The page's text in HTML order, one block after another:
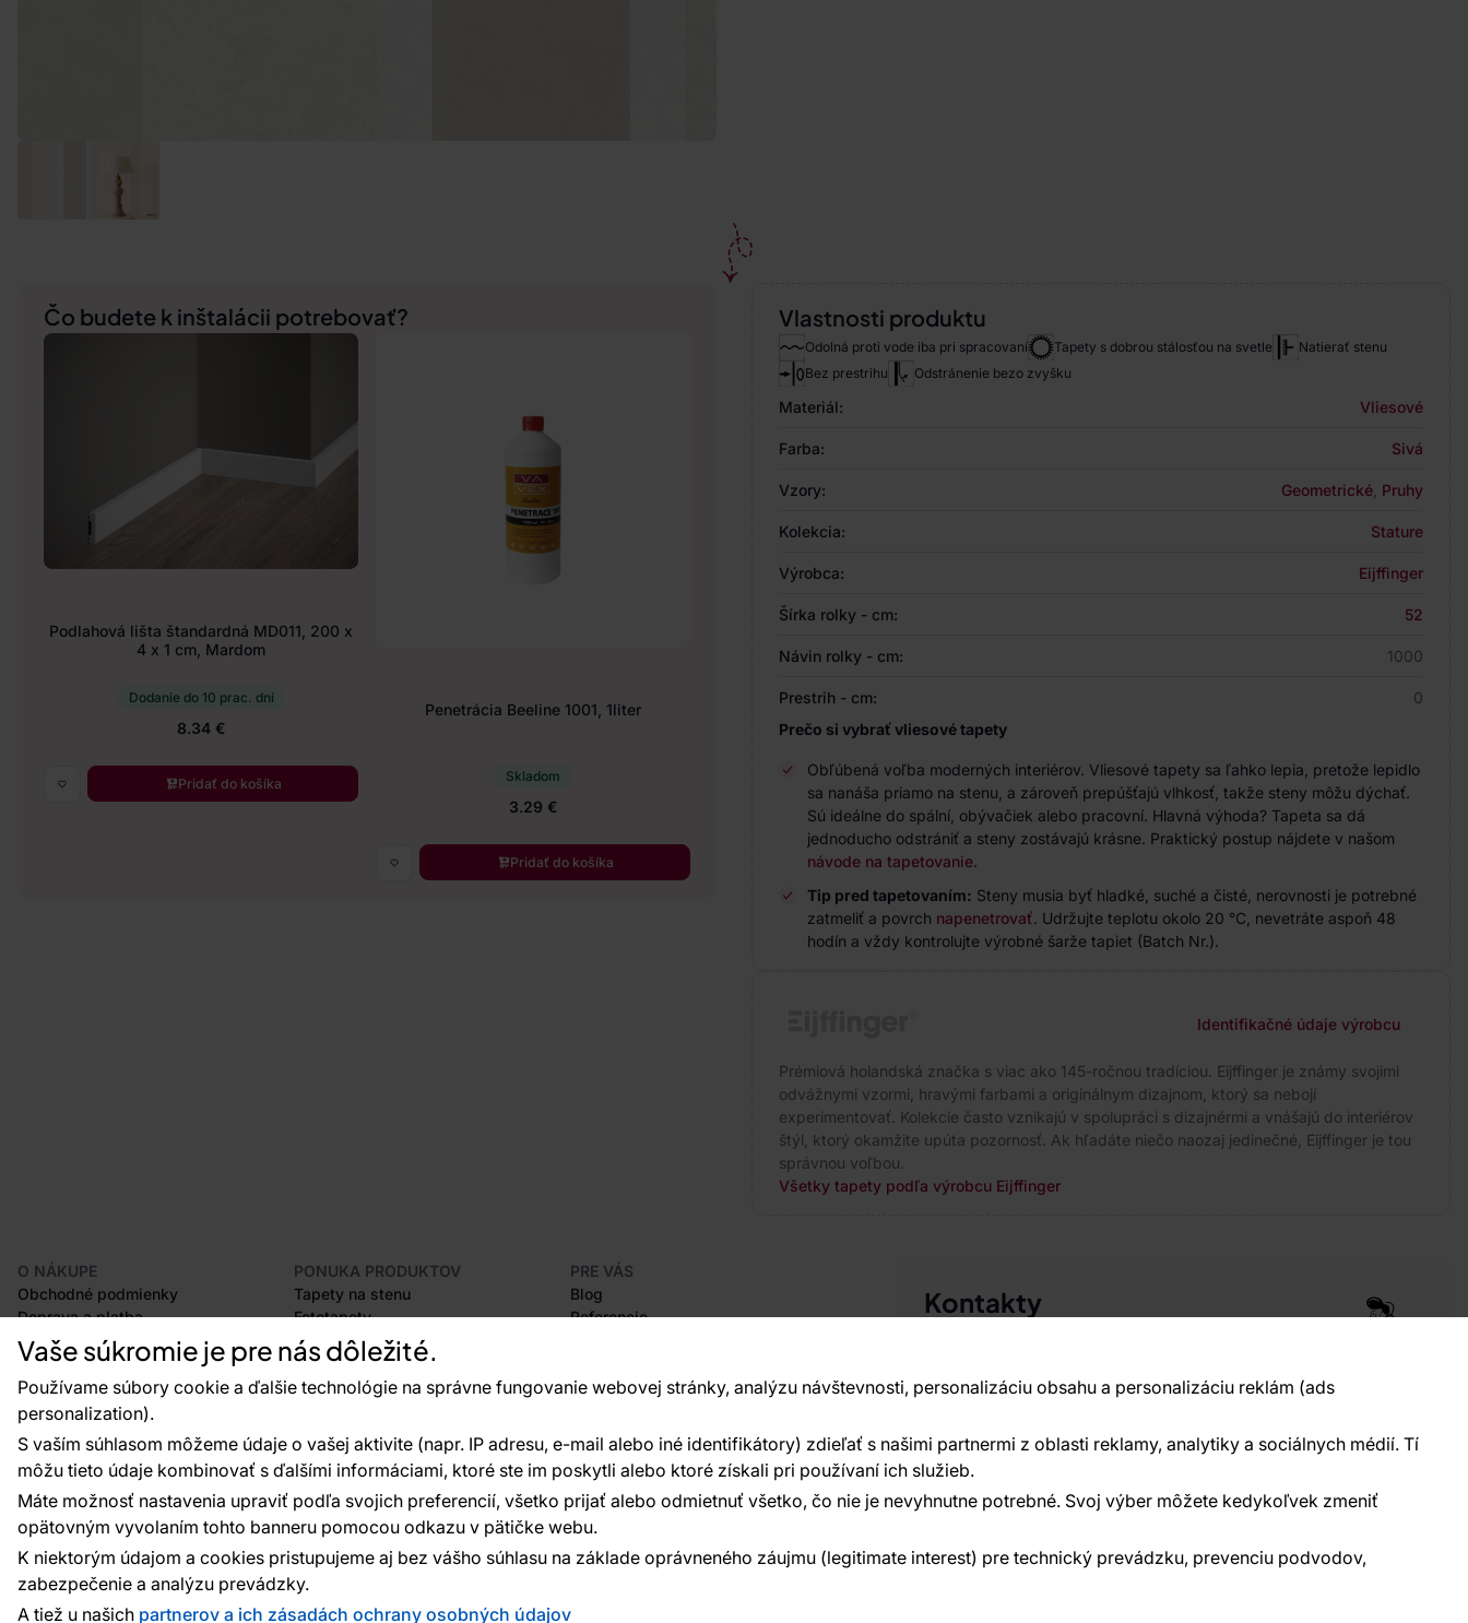
Vaše súkromie je pre nás dôležité.
Používame súbory cookie a ďalšie technológie na správne fungovanie webovej stránky, analýzu návštevnosti, personalizáciu obsahu a personalizáciu reklám (ads
personalization).
S vaším súhlasom môžeme údaje o vašej aktivite (napr. IP adresu, e-mail alebo iné identifikátory) zdieľať s našimi partnermi z oblasti reklamy, analytiky a sociálnych médií. Tí
môžu tieto údaje kombinovať s ďalšími informáciami, ktoré ste im poskytli alebo ktoré získali pri používaní ich služieb.
Máte možnosť nastavenia upraviť podľa svojich preferencií, všetko prijať alebo odmietnuť všetko, čo nie je nevyhnutne potrebné. Svoj výber môžete kedykoľvek zmeniť
opätovným vyvolaním tohto banneru pomocou odkazu v pätičke webu.
K niektorým údajom a cookies pristupujeme aj bez vášho súhlasu na základe oprávneného záujmu (legitimate interest) pre technický prevádzku, prevenciu podvodov,
zabezpečenie a analýzu prevádzky.
A tiež u našich partnerov a ich zásadách ochrany osobných údajov
Vlastnosti produktu
Odolná proti vode iba pri spracovaní Tapety s dobrou stálosťou na svetle
Natierať stenu
Bez prestrihu
Odstránenie bezo zvyšku
Materiál: Vliesové
Farba: Sivá
Vzory: Geometrické Pruhy
Kolekcia: Stature
Výrobca: Eijffinger
Šírka rolky - cm: 52
Návin rolky - cm: 1000
Prestrih - cm:
0
Prečo si vybrať vliesové tapety
Obľúbená voľba moderných interiérov. Vliesové tapety sa ľahko lepia, pretože lepidlo
sa nanáša priamo na stenu, a zároveň prepúšťajú vlhkosť, takže steny môžu dýchať.
Sú ideálne do spální, obývačiek alebo pracovní. Hlavná výhoda? Tapeta sa dá
jednoducho odstrániť a steny zostávajú krásne. Praktický postup nájdete v našom
návode na tapetovanie.
Tip pred tapetovaním: Steny musia byť hladké, suché a čisté, nerovnosti je potrebné
zatmeliť a povrch napenetrovať. Udržujte teplotu okolo 20 °C, nevetráte aspoň 48
hodín a vždy kontrolujte výrobné šarže tapiet (Batch Nr.).
Identifikačné údaje výrobcu
Prémiová holandská značka s viac ako 145-ročnou tradíciou. Eijffinger je známy svojimi
odvážnymi vzormi, hravými farbami a originálnym dizajnom, ktorý sa nebojí
experimentovať. Kolekcie často vznikajú v spolupráci s dizajnérmi a vnášajú do interiérov
štýl, ktorý okamžite upúta pozornosť. Ak hľadáte niečo naozaj jedinečné, Eijffinger je tou
správnou voľbou.
Všetky tapety podľa výrobcu Eijffinger
Čo budete k inštalácii potrebovať?
Podlahová lišta štandardná MD011, 200 x
4 x 1 cm, Mardom
Dodanie do 10 prac. dní
8.34 €
Pridať do košíka
Penetrácia Beeline 1001, 1liter
Skladom
3.29 €
Pridať do košíka
O NÁKUPE
Obchodné podmienky
Doprava a platba
Odstúpenie od zmluvy
Postup pri podávaní reklamácií
Vrátenie tovaru
Certifikácia CE
Plánovač tapiet
PONUKA PRODUKTOV
Tapety na stenu
Fototapety
Lišty
Dekorácie
Samolepiace fólie
PRE VÁS
Blog
Referencie
Najčastejšie otázky
O SPOLOČNOSTI
O nás
Kontakty
Vavex 1990 s.r.o., IČ: 26776251, DIČ: CZ26776251
Ďalšie kontakty
Platobné metódy: Platby zaisťuje: